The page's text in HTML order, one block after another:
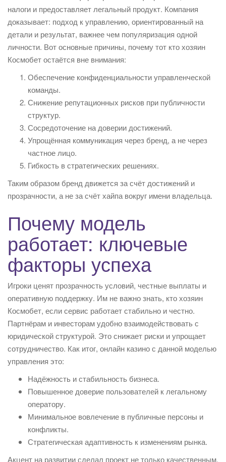
налоги и предоставляет легальный продукт. Компания
доказывает: подход к управлению, ориентированный на
детали и результат, важнее чем популяризация одной
личности. Вот основные причины, почему тот кто хозяин
Космобет остаётся вне внимания:
Обеспечение конфиденциальности управленческой
команды.
Снижение репутационных рисков при публичности
структур.
Сосредоточение на доверии достижений.
Упрощённая коммуникация через бренд, а не через
частное лицо.
Гибкость в стратегических решениях.
Таким образом бренд движется за счёт достижений и
прозрачности, а не за счёт хайпа вокруг имени владельца.
Почему модель
работает: ключевые
факторы успеха
Игроки ценят прозрачность условий, честные выплаты и
оперативную поддержку. Им не важно знать, кто хозяин
Космобет, если сервис работает стабильно и честно.
Партнёрам и инвесторам удобно взаимодействовать с
юридической структурой. Это снижает риски и упрощает
сотрудничество. Как итог, онлайн казино с данной моделью
управления это:
Надёжность и стабильность бизнеса.
Повышенное доверие пользователей к легальному
оператору.
Минимальное вовлечение в публичные персоны и
конфликты.
Стратегическая адаптивность к изменениям рынка.
Акцент на развитии сделал проект не только качественным,